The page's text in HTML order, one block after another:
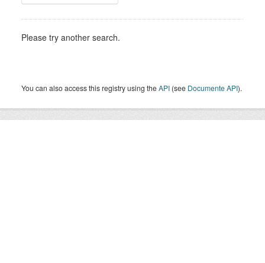
Please try another search.
You can also access this registry using theAPI (see Documente API).